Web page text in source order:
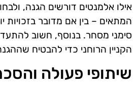
אילו אלמנטים דורשים הגנה,
המתאים – בין אם מדובר בזכויות
סימני מסחר. בנוסף, חשוב
הקניין הרוחני כדי להבטיח
שיתופי פעולה